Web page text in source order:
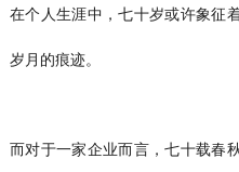
在个人生涯中，七十岁或许象征
岁月的痕迹。
而对于一家企业而言，七十载春